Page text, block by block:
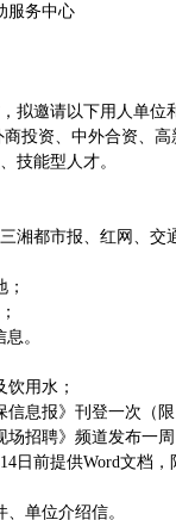
服务中心
拟邀请以下用人单位
投资、中外合资、
技能型人才。
湘都市报、红网、
。
用水；
息报》刊登一次（
招聘》频道发布一
前提供Word文档，
单位介绍信。